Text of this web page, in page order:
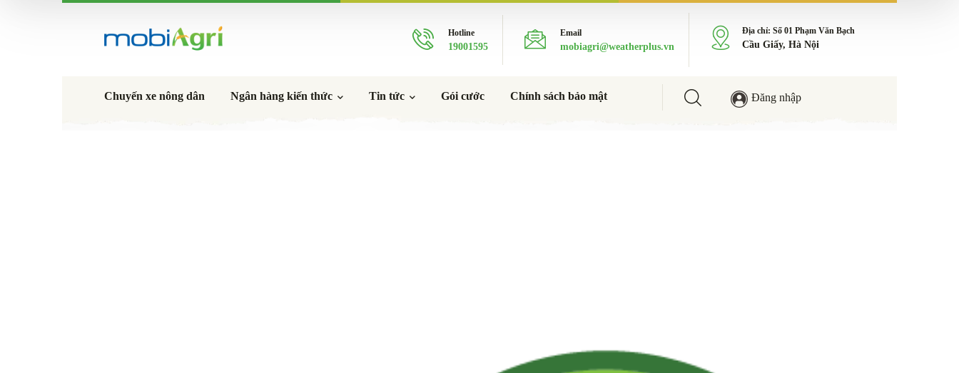
Hotline
19001595
Email
mobiagri@weatherplus.vn
Địa chỉ: Số 01 Phạm Văn Bạch
Cầu Giấy, Hà Nội
Chuyến xe nông dân Ngân hàng kiến thức Tin tức Gói cước Chính sách bảo mật Đăng nhập